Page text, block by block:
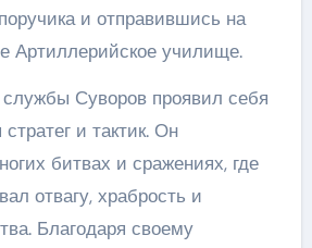
и отправившись на
Артиллерийское училище.
Суворов проявил себя
и тактик. Он
битвах и сражениях, где
отвагу, храбрость и
Благодаря своему